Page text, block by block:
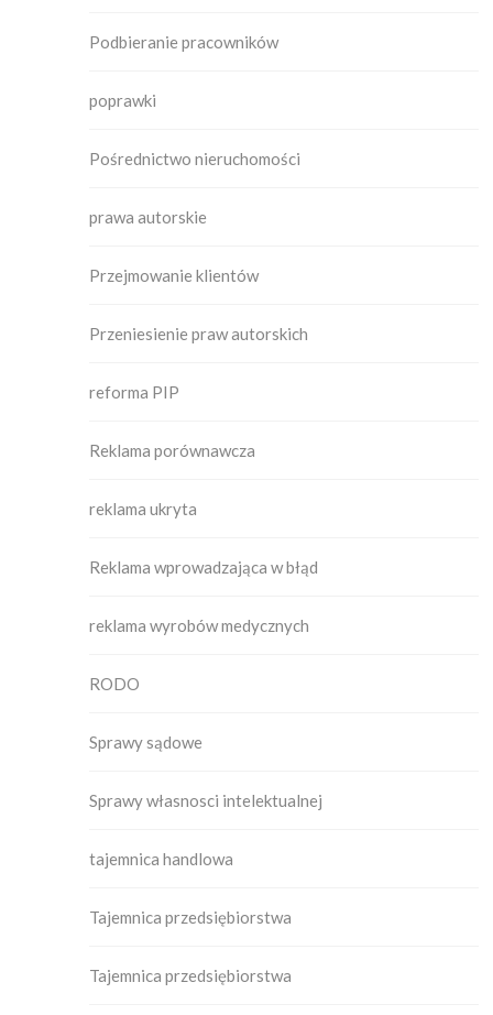
Podbieranie pracowników
poprawki
Pośrednictwo nieruchomości
prawa autorskie
Przejmowanie klientów
Przeniesienie praw autorskich
reforma PIP
Reklama porównawcza
reklama ukryta
Reklama wprowadzająca w błąd
reklama wyrobów medycznych
RODO
Sprawy sądowe
Sprawy własnosci intelektualnej
tajemnica handlowa
Tajemnica przedsiębiorstwa
Tajemnica przedsiębiorstwa